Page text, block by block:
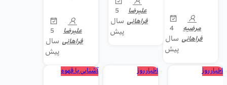
مرضیه
فراهانی
4
سال
پیش
علیرضا
فراهانی
5
سال
پیش
علیرضا
فراهانی
5
سال
پیش
اخبار روز اخبار روز آشنایی با قهوه